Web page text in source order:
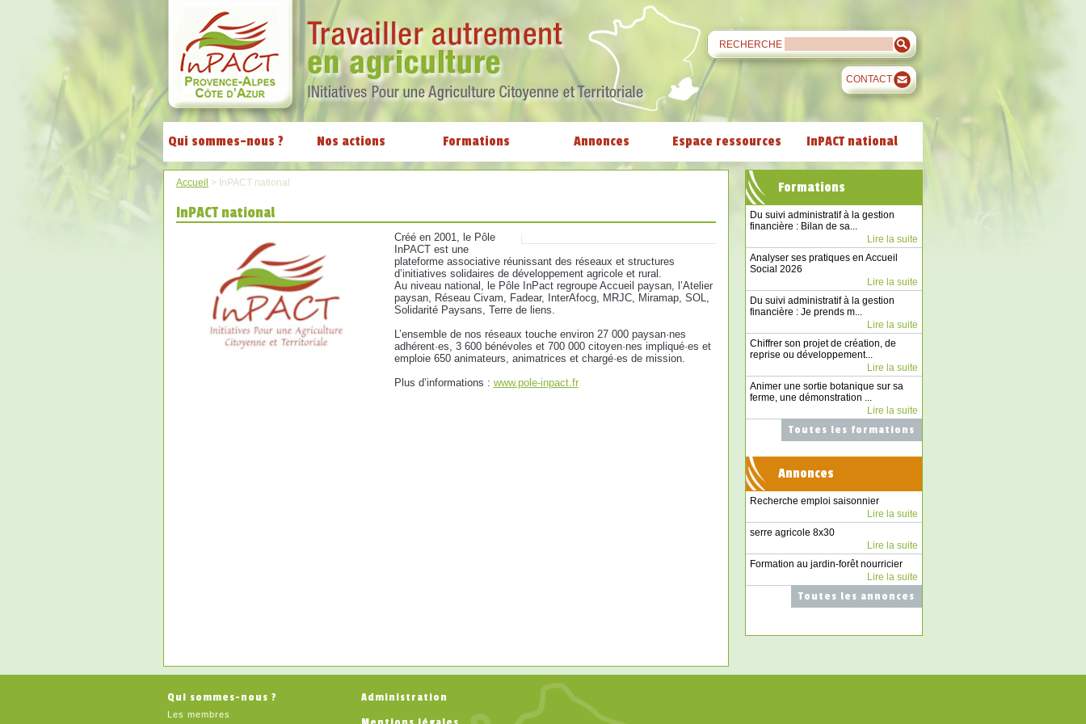
RECHERCHE
CONTACT
Qui sommes-nous ? Nos actions Formations Annonces Espace ressources InPACT national
Accueil > InPACT national
InPACT national
Créé en 2001, le Pôle
InPACT est une
plateforme associative réunissant des réseaux et structures
d’initiatives solidaires de développement agricole et rural.
Au niveau national, le Pôle InPact regroupe Accueil paysan, l’Atelier
paysan, Réseau Civam, Fadear, InterAfocg, MRJC, Miramap, SOL,
Solidarité Paysans, Terre de liens.
L’ensemble de nos réseaux touche environ 27 000 paysan·nes
adhérent·es, 3 600 bénévoles et 700 000 citoyen·nes impliqué·es et
emploie 650 animateurs, animatrices et chargé·es de mission.
Plus d’informations : www.pole-inpact.fr
Formations
Du suivi administratif à la gestion
financière : Bilan de sa...
Lire la suite
Analyser ses pratiques en Accueil
Social 2026
Lire la suite
Du suivi administratif à la gestion
financière : Je prends m...
Lire la suite
Chiffrer son projet de création, de
reprise ou développement...
Lire la suite
Animer une sortie botanique sur sa
ferme, une démonstration ...
Lire la suite
Toutes les formations
Annonces
Recherche emploi saisonnier
Lire la suite
serre agricole 8x30
Lire la suite
Formation au jardin-forêt nourricier
Lire la suite
Toutes les annonces
Qui sommes-nous ?
Les membres
Administration